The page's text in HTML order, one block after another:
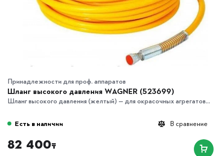
Принадлежности для проф. аппаратов
Шланг высокого давления WAGNER (523699)
Шланг высокого давления (желтый) — для окрасочных агрегатов...
В сравнение
Есть в наличии
82 400₸